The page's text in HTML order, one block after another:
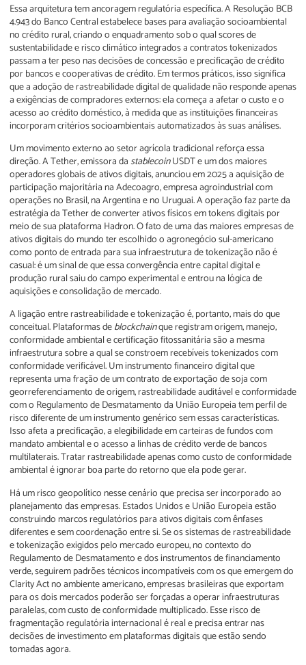
Essa arquitetura tem ancoragem regulatória específica. A Resolução BCB
4.943 do Banco Central estabelece bases para avaliação socioambiental
no crédito rural, criando o enquadramento sob o qual scores de
sustentabilidade e risco climático integrados a contratos tokenizados
passam a ter peso nas decisões de concessão e precificação de crédito
por bancos e cooperativas de crédito. Em termos práticos, isso significa
que a adoção de rastreabilidade digital de qualidade não responde apenas
a exigências de compradores externos: ela começa a afetar o custo e o
acesso ao crédito doméstico, à medida que as instituições financeiras
incorporam critérios socioambientais automatizados às suas análises.
Um movimento externo ao setor agrícola tradicional reforça essa
direção. A Tether, emissora dastablecoinUSDT e um dos maiores
operadores globais de ativos digitais, anunciou em 2025 a aquisição de
participação majoritária na Adecoagro, empresa agroindustrial com
operações no Brasil, na Argentina e no Uruguai. A operação faz parte da
estratégia da Tether de converter ativos físicos em tokens digitais por
meio de sua plataforma Hadron. O fato de uma das maiores empresas de
ativos digitais do mundo ter escolhido o agronegócio sul-americano
como ponto de entrada para sua infraestrutura de tokenização não é
casual: é um sinal de que essa convergência entre capital digital e
produção rural saiu do campo experimental e entrou na lógica de
aquisições e consolidação de mercado.
A ligação entre rastreabilidade e tokenização é, portanto, mais do que
conceitual. Plataformas deblockchainque registram origem, manejo,
conformidade ambiental e certificação fitossanitária são a mesma
infraestrutura sobre a qual se constroem recebíveis tokenizados com
conformidade verificável. Um instrumento financeiro digital que
representa uma fração de um contrato de exportação de soja com
georreferenciamento de origem, rastreabilidade auditável e conformidade
com o Regulamento de Desmatamento da União Europeia tem perfil de
risco diferente de um instrumento genérico sem essas características.
Isso afeta a precificação, a elegibilidade em carteiras de fundos com
mandato ambiental e o acesso a linhas de crédito verde de bancos
multilaterais. Tratar rastreabilidade apenas como custo de conformidade
ambiental é ignorar boa parte do retorno que ela pode gerar.
Há um risco geopolítico nesse cenário que precisa ser incorporado ao
planejamento das empresas. Estados Unidos e União Europeia estão
construindo marcos regulatórios para ativos digitais com ênfases
diferentes e sem coordenação entre si. Se os sistemas de rastreabilidade
e tokenização exigidos pelo mercado europeu, no contexto do
Regulamento de Desmatamento e dos instrumentos de financiamento
verde, seguirem padrões técnicos incompatíveis com os que emergem do
Clarity Act no ambiente americano, empresas brasileiras que exportam
para os dois mercados poderão ser forçadas a operar infraestruturas
paralelas, com custo de conformidade multiplicado. Esse risco de
fragmentação regulatória internacional é real e precisa entrar nas
decisões de investimento em plataformas digitais que estão sendo
tomadas agora.